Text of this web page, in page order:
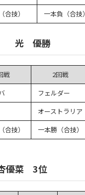
合技） 一本負（合技）
光 優勝
戦 2回戦
フェルダー
オーストラリア
合技） 一本勝（合技）
優菜 3位